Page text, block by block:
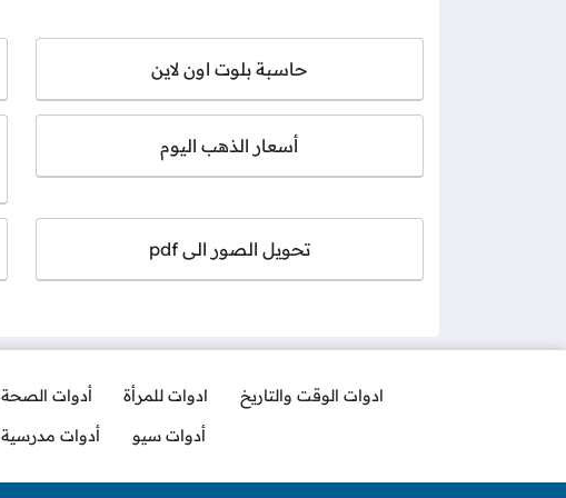
حاسبة بلوت اون لاين
أسعار الذهب اليوم
تحويل الصور الى pdf
ادوات الوقت والتاريخ ادوات للمرأة أدوات الصحة
أدوات سيو
أدوات مدرسية